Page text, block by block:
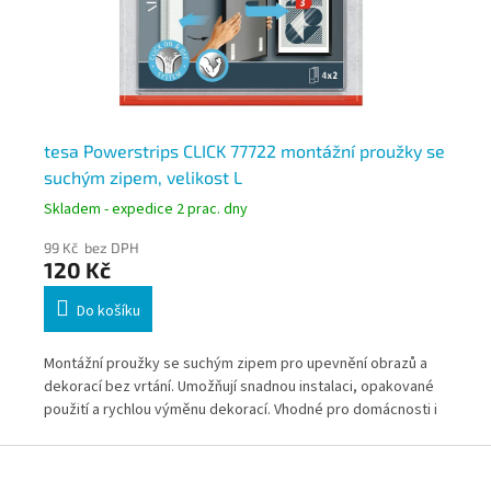
tesa Powerstrips CLICK 77722 montážní proužky se
suchým zipem, velikost L
Skladem - expedice 2 prac. dny
99 Kč bez DPH
120 Kč
Do košíku
Montážní proužky se suchým zipem pro upevnění obrazů a
dekorací bez vrtání. Umožňují snadnou instalaci, opakované
použití a rychlou výměnu dekorací. Vhodné pro domácnosti i